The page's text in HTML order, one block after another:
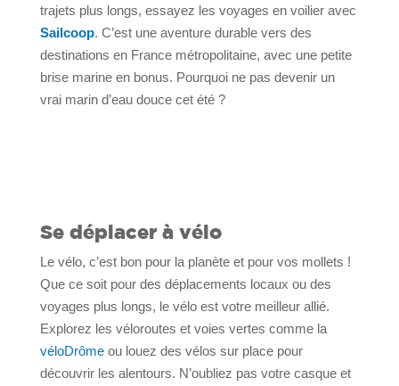
trajets plus longs, essayez les voyages en voilier avec
Sailcoop. C’est une aventure durable vers des
destinations en France métropolitaine, avec une petite
brise marine en bonus. Pourquoi ne pas devenir un
vrai marin d’eau douce cet été ?
Se déplacer à vélo
Le vélo, c’est bon pour la planète et pour vos mollets !
Que ce soit pour des déplacements locaux ou des
voyages plus longs, le vélo est votre meilleur allié.
Explorez les véloroutes et voies vertes comme la
véloDrômeou louez des vélos sur place pour
découvrir les alentours. N’oubliez pas votre casque et